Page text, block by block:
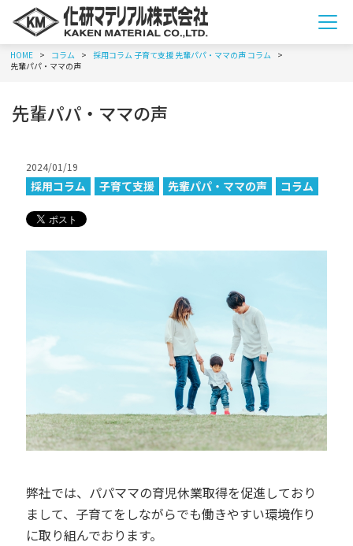
メ
ニ
HOME コラム 採用コラム子育て支援 先輩パパ・ママの声 コラム
先輩パパ・ママの声
先輩パパ・ママの声
2024/01/19
採用コラム 子育て支援 先輩パパ・ママの声 コラム
弊社では、パパママの育児休業取得を促進しており
まして、子育てをしながらでも働きやすい環境作り
に取り組んでおります。